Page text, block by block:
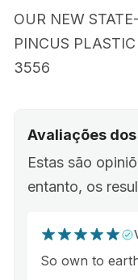
OUR NEW
PINCUS
3556
Avaliações
Estas são
entanto, os
So own to